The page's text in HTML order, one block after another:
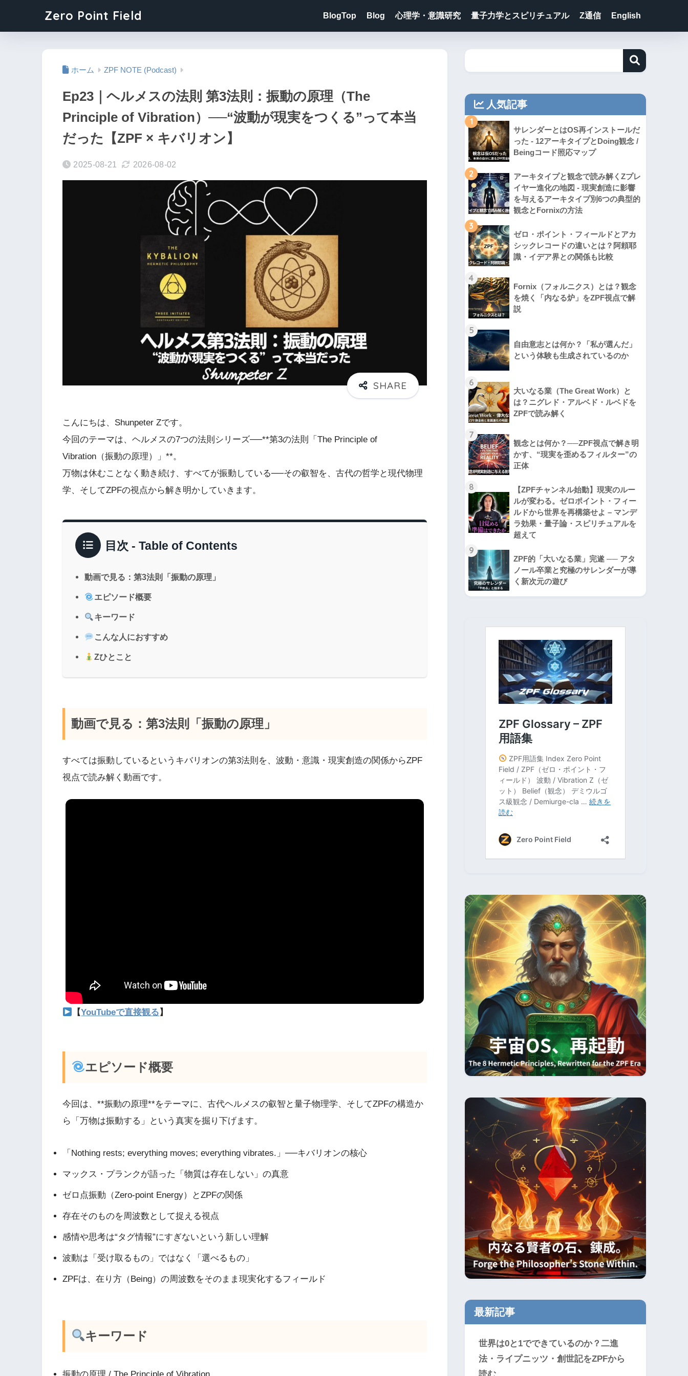
Zero Point Field BlogTop Blog 心理学・意識研究 量子力学とスピリチュアル Z通信 English
ホーム ZPF NOTE (Podcast)
Ep23｜ヘルメスの法則 第3法則：振動の原理（The
Principle of Vibration）──“波動が現実をつくる”って本当
だった【ZPF × キバリオン】
2025-08-21 2026-08-02
こんにちは、Shunpeter Zです。
今回のテーマは、ヘルメスの7つの法則シリーズ──**第3の法則「The Principle of
Vibration（振動の原理）」**。
万物は休むことなく動き続け、すべてが振動している──その叡智を、古代の哲学と現代物理
学、そしてZPFの視点から解き明かしていきます。
目次 - Table of Contents
動画で見る：第3法則「振動の原理」
エピソード概要
キーワード
こんな人におすすめ
Zひとこと
動画で見る：第3法則「振動の原理」
すべては振動しているというキバリオンの第3法則を、波動・意識・現実創造の関係からZPF
視点で読み解く動画です。
【YouTubeで直接観る 】
エピソード概要
今回は、**振動の原理**をテーマに、古代ヘルメスの叡智と量子物理学、そしてZPFの構造か
ら「万物は振動する」という真実を掘り下げます。
「Nothing rests; everything moves; everything vibrates.」──キバリオンの核心
マックス・プランクが語った「物質は存在しない」の真意
ゼロ点振動（Zero-point Energy）とZPFの関係
存在そのものを周波数として捉える視点
感情や思考は“タグ情報”にすぎないという新しい理解
波動は「受け取るもの」ではなく「選べるもの」
ZPFは、在り方（Being）の周波数をそのまま現実化するフィールド
キーワード
人気記事
1
サレンダーとはOS再インストールだ
った - 12アーキタイプとDoing観念 /
Beingコード照応マップ
2
アーキタイプと観念で読み解くZプレ
イヤー進化の地図 - 現実創造に影響
を与えるアーキタイプ別6つの典型的
観念とFornixの方法
3
ゼロ・ポイント・フィールドとアカ
シックレコードの違いとは？阿頼耶
識・イデア界との関係も比較
4
Fornix（フォルニクス）とは？観念
を焼く「内なる炉」をZPF視点で解
説
5
自由意志とは何か？「私が選んだ」
という体験も生成されているのか
6
大いなる業（The Great Work）と
は？ニグレド・アルベド・ルベドを
ZPFで読み解く
7
観念とは何か？──ZPF視点で解き明
かす、“現実を歪めるフィルター”の
正体
8
【ZPFチャンネル始動】現実のルー
ルが変わる。ゼロポイント・フィー
ルドから世界を再構築せよ – マンデ
ラ効果・量子論・スピリチュアルを
超えて
9
ZPF的「大いなる業」完遂 ── アタ
ノール卒業と究極のサレンダーが導
く新次元の遊び
最新記事
世界は0と1でできているのか？二進
法・ライプニッツ・創世記をZPFから